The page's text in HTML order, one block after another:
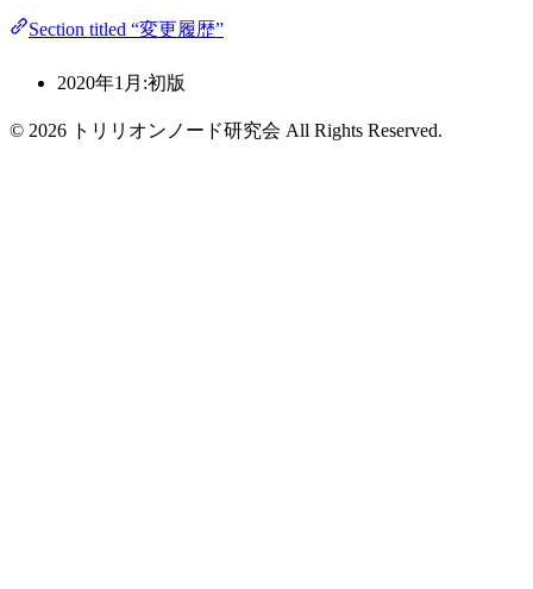
Section titled “変更履歴”
2020年1月:初版
© 2026 トリリオンノード研究会 All Rights Reserved.